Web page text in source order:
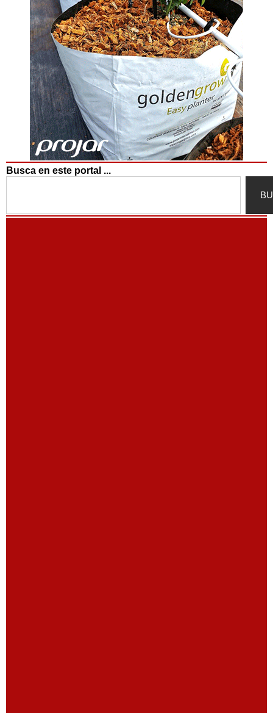
Busca en este portal ...